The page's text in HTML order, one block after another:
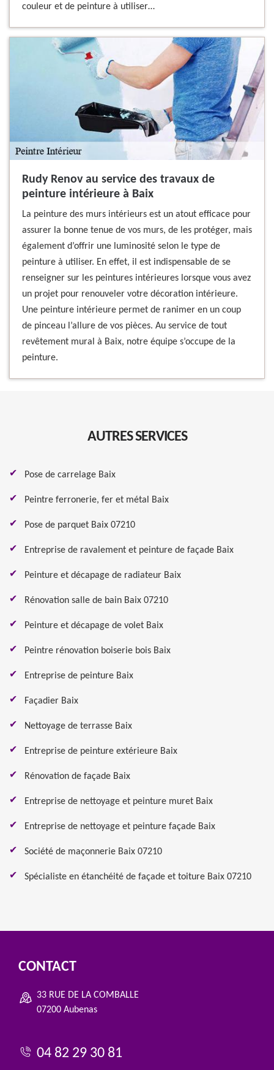
couleur et de peinture à utiliser…
Rudy Renov au service des travaux de
peinture intérieure à Baix
La peinture des murs intérieurs est un atout efficace pour
assurer la bonne tenue de vos murs, de les protéger, mais
également d’offrir une luminosité selon le type de
peinture à utiliser. En effet, il est indispensable de se
renseigner sur les peintures intérieures lorsque vous avez
un projet pour renouveler votre décoration intérieure.
Une peinture intérieure permet de ranimer en un coup
de pinceau l’allure de vos pièces. Au service de tout
revêtement mural à Baix, notre équipe s’occupe de la
peinture.
AUTRES SERVICES
Pose de carrelage Baix
Peintre ferronerie, fer et métal Baix
Pose de parquet Baix 07210
Entreprise de ravalement et peinture de façade Baix
Peinture et décapage de radiateur Baix
Rénovation salle de bain Baix 07210
Peinture et décapage de volet Baix
Peintre rénovation boiserie bois Baix
Entreprise de peinture Baix
Façadier Baix
Nettoyage de terrasse Baix
Entreprise de peinture extérieure Baix
Rénovation de façade Baix
Entreprise de nettoyage et peinture muret Baix
Entreprise de nettoyage et peinture façade Baix
Société de maçonnerie Baix 07210
Spécialiste en étanchéité de façade et toiture Baix 07210
CONTACT
33 RUE DE LA COMBALLE
07200 Aubenas
04 82 29 30 81